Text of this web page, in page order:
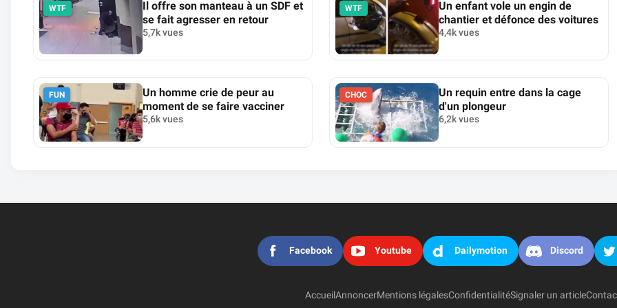
WTF
Il offre son manteau à un SDF et
se fait agresser en retour
5,7k vues
WTF
Un enfant vole un engin de
chantier et défonce des voitures
4,4k vues
FUN
Un homme crie de peur au
moment de se faire vacciner
5,6k vues
CHOC
Un requin entre dans la cage
d'un plongeur
6,2k vues
Facebook Youtube Dailymotion Discord
AccueilAnnoncerMentions légalesConfidentialitéSignaler un article